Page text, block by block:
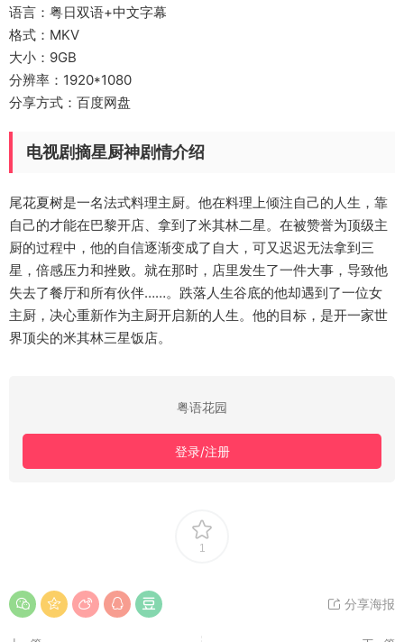
语言：粤日双语+中文字幕
格式：MKV
大小：9GB
分辨率：1920*1080
分享方式：百度网盘
电视剧摘星厨神剧情介绍
尾花夏树是一名法式料理主厨。他在料理上倾注自己的人生，靠
自己的才能在巴黎开店、拿到了米其林二星。在被赞誉为顶级主
厨的过程中，他的自信逐渐变成了自大，可又迟迟无法拿到三
星，倍感压力和挫败。就在那时，店里发生了一件大事，导致他
失去了餐厅和所有伙伴……。跌落人生谷底的他却遇到了一位女
主厨，决心重新作为主厨开启新的人生。他的目标，是开一家世
界顶尖的米其林三星饭店。
粤语花园
登录/注册
1
分享海报